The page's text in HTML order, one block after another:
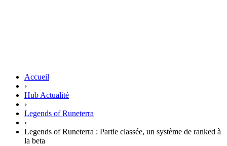
Accueil
›
Hub Actualité
›
Legends of Runeterra
›
Legends of Runeterra : Partie classée, un système de ranked à
la beta